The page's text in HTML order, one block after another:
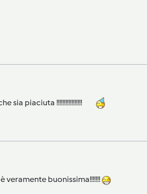
sia piaciuta !!!!!!!!!!!!!!!!!
veramente buonissima!!!!!!!